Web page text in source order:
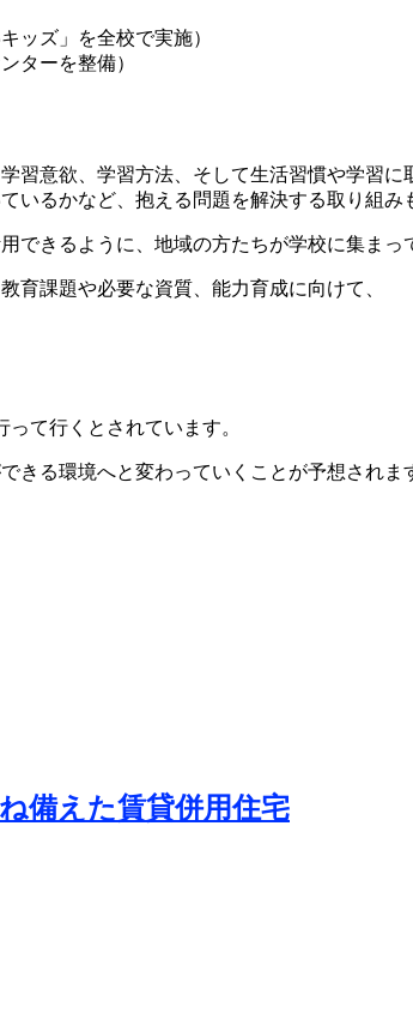
ッズ」を全校で実施）
ターを整備）
習意欲、学習方法、そして生活習慣や学習
るかなど、抱える問題を解決する取り組み
きるように、地域の方たちが学校に集まっ
育課題や必要な資質、能力育成に向けて、
て行くとされています。
きる環境へと変わっていくことが予想され
備えた賃貸併用住宅